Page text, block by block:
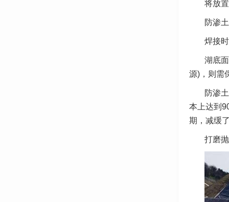
将放
防渗
焊接
湖底
源)，则需
防渗
本上达到
期，减缓
打磨